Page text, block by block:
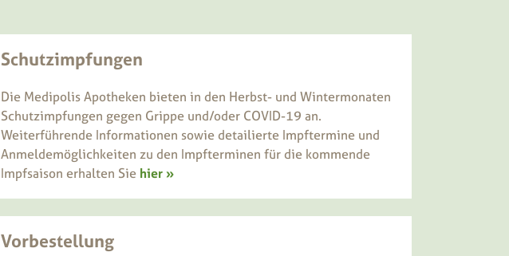
Schutzimpfungen
Die Medipolis Apotheken bieten in den Herbst- und Wintermonaten
Schutzimpfungen gegen Grippe und/oder COVID-19 an.
Weiterführende Informationen sowie detailierte Impftermine und
Anmeldemöglichkeiten zu den Impfterminen für die kommende
Impfsaison erhalten Sie hier »
Vorbestellung